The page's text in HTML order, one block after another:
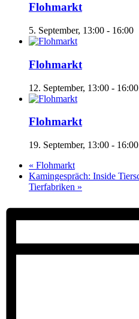
Flohmarkt
5. September, 13:00 - 16:00
Flohmarkt
12. September, 13:00 - 16:00
Flohmarkt
19. September, 13:00 - 16:00
« Flohmarkt
Kamingespräch: Inside
Tierfabriken »